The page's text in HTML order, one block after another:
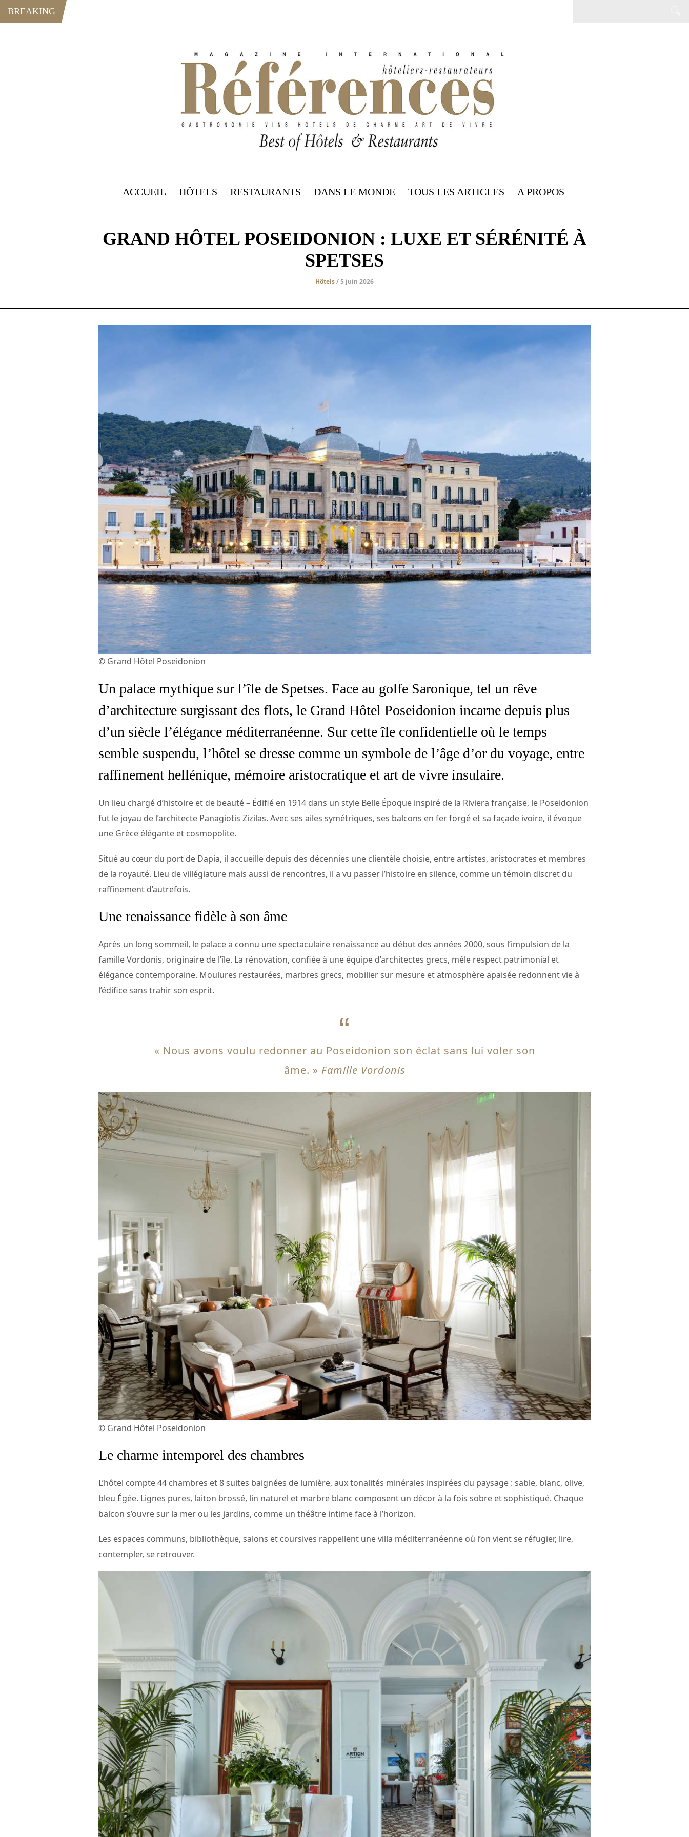
BREAKING
ACCUEIL HÔTELS RESTAURANTS DANS LE MONDE TOUS LES ARTICLES A PROPOS
GRAND HÔTEL POSEIDONION : LUXE ET SÉRÉNITÉ À
SPETSES
Hôtels/ 5 juin 2026
© Grand Hôtel Poseidonion
Un palace mythique sur l’île de Spetses. Face au golfe Saronique, tel un rêve
d’architecture surgissant des flots, le Grand Hôtel Poseidonion incarne depuis plus
d’un siècle l’élégance méditerranéenne. Sur cette île confidentielle où le temps
semble suspendu, l’hôtel se dresse comme un symbole de l’âge d’or du voyage, entre
raffinement hellénique, mémoire aristocratique et art de vivre insulaire.
Un lieu chargé d’histoire et de beauté – Édifié en 1914 dans un style Belle Époque inspiré de la Riviera française, le Poseidonion
fut le joyau de l’architecte Panagiotis Zizilas. Avec ses ailes symétriques, ses balcons en fer forgé et sa façade ivoire, il évoque
une Grèce élégante et cosmopolite.
Situé au cœur du port de Dapia, il accueille depuis des décennies une clientèle choisie, entre artistes, aristocrates et membres
de la royauté. Lieu de villégiature mais aussi de rencontres, il a vu passer l’histoire en silence, comme un témoin discret du
raffinement d’autrefois.
Une renaissance fidèle à son âme
Après un long sommeil, le palace a connu une spectaculaire renaissance au début des années 2000, sous l’impulsion de la
famille Vordonis, originaire de l’île. La rénovation, confiée à une équipe d’architectes grecs, mêle respect patrimonial et
élégance contemporaine. Moulures restaurées, marbres grecs, mobilier sur mesure et atmosphère apaisée redonnent vie à
l’édifice sans trahir son esprit.
« Nous avons voulu redonner au Poseidonion son éclat sans lui voler son
âme. » Famille Vordonis
© Grand Hôtel Poseidonion
Le charme intemporel des chambres
L’hôtel compte 44 chambres et 8 suites baignées de lumière, aux tonalités minérales inspirées du paysage : sable, blanc, olive,
bleu Égée. Lignes pures, laiton brossé, lin naturel et marbre blanc composent un décor à la fois sobre et sophistiqué. Chaque
balcon s’ouvre sur la mer ou les jardins, comme un théâtre intime face à l’horizon.
Les espaces communs, bibliothèque, salons et coursives rappellent une villa méditerranéenne où l’on vient se réfugier, lire,
contempler, se retrouver.